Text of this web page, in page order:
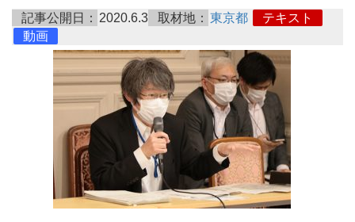
記事公開日： 2020.6.3 取材地： 東京都
テキスト
動画